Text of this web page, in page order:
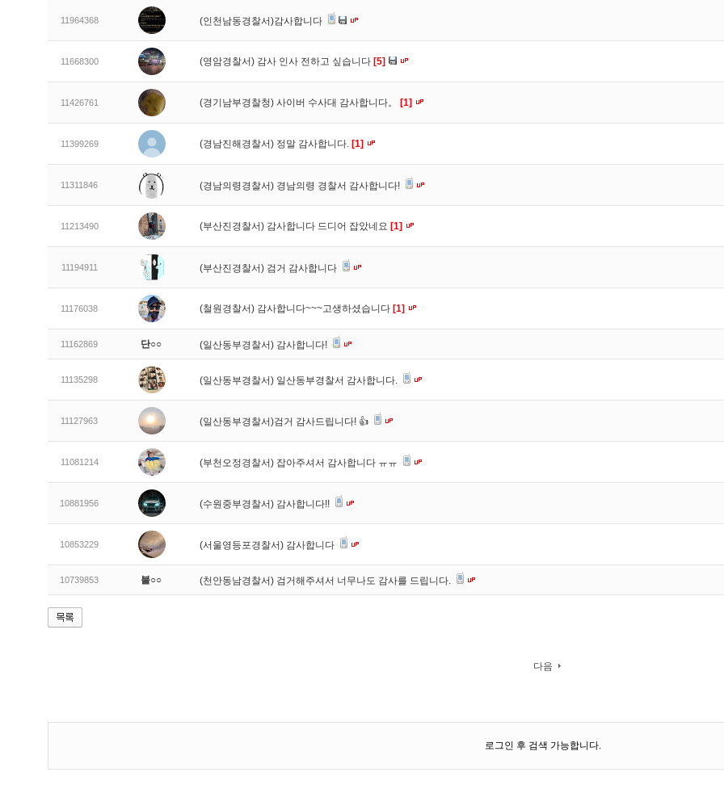
11964368 (인천남동경찰서)감사합니다
11668300 (영암경찰서) 감사 인사 전하고 싶습니다 [5]
11426761 (경기남부경찰청) 사이버 수사대 감사합니다。 [1]
11399269 (경남진해경찰서) 정말 감사합니다. [1]
11311846 (경남의령경찰서) 경남의령 경찰서 감사합니다!
11213490 (부산진경찰서) 감사합니다 드디어 잡았네요 [1]
11194911 (부산진경찰서) 검거 감사합니다
11176038 (철원경찰서) 감사합니다~~~고생하셨습니다 [1]
11162869 단○○ (일산동부경찰서) 감사합니다!
11135298 (일산동부경찰서) 일산동부경찰서 감사합니다.
11127963 (일산동부경찰서)검거 감사드립니다! 👍
11081214 (부천오정경찰서) 잡아주셔서 감사합니다 ㅠㅠ
10881956 (수원중부경찰서) 감사합니다!!
10853229 (서울영등포경찰서) 감사합니다
10739853 불○○ (천안동남경찰서) 검거해주셔서 너무나도 감사를 드립니다.
다음
로그인 후 검색 가능합니다.